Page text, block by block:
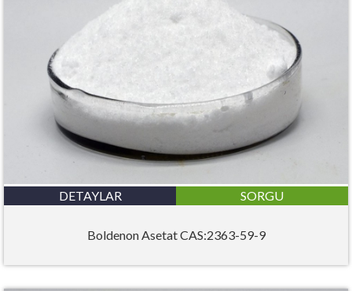
DETAYLAR SORGU
Boldenon Asetat CAS:2363-59-9